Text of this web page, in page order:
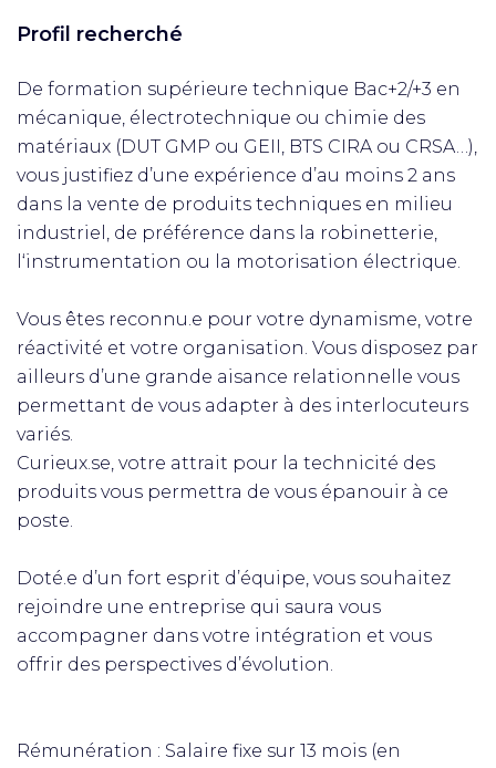
Profil recherché
De formation supérieure technique Bac+2/+3 en
mécanique, électrotechnique ou chimie des
matériaux (DUT GMP ou GEII, BTS CIRA ou CRSA…),
vous justifiez d’une expérience d’au moins 2 ans
dans la vente de produits techniques en milieu
industriel, de préférence dans la robinetterie,
l‘instrumentation ou la motorisation électrique.
Vous êtes reconnu.e pour votre dynamisme, votre
réactivité et votre organisation. Vous disposez par
ailleurs d’une grande aisance relationnelle vous
permettant de vous adapter à des interlocuteurs
variés.
Curieux.se, votre attrait pour la technicité des
produits vous permettra de vous épanouir à ce
poste.
Doté.e d’un fort esprit d’équipe, vous souhaitez
rejoindre une entreprise qui saura vous
accompagner dans votre intégration et vous
offrir des perspectives d’évolution.
Rémunération : Salaire fixe sur 13 mois (en